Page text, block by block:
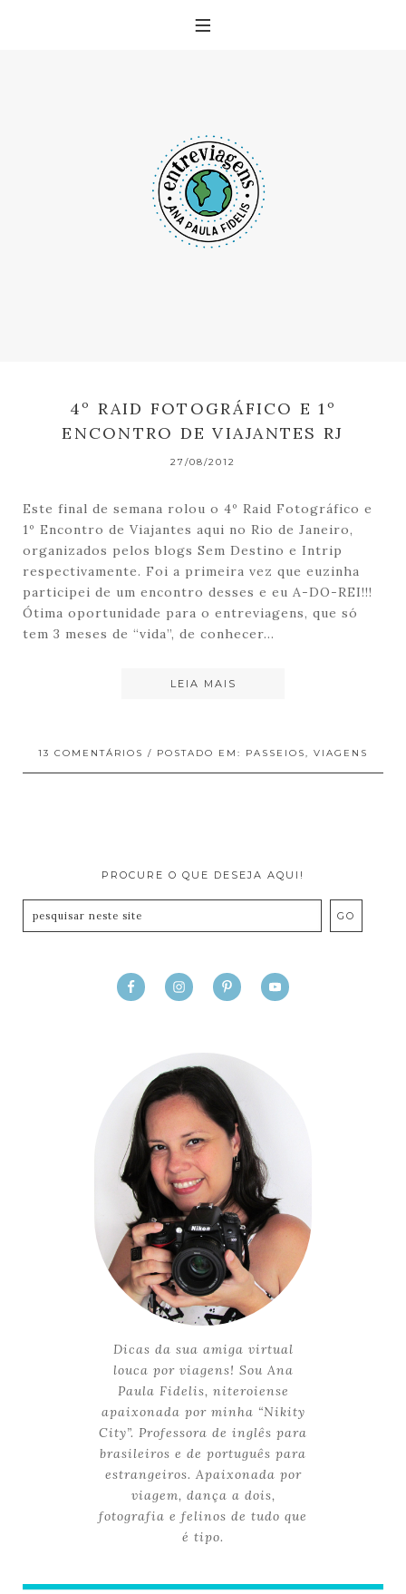
4º RAID FOTOGRÁFICO E 1º
ENCONTRO DE VIAJANTES RJ
27/08/2012
Este final de semana rolou o 4º Raid Fotográfico e
1º Encontro de Viajantes aqui no Rio de Janeiro,
organizados pelos blogs Sem Destino e Intrip
respectivamente. Foi a primeira vez que euzinha
participei de um encontro desses e eu A-DO-REI!!!
Ótima oportunidade para o entreviagens, que só
tem 3 meses de “vida”, de conhecer…
LEIA MAIS
13 COMENTÁRIOS / POSTADO EM: PASSEIOS, VIAGENS
PROCURE O QUE DESEJA AQUI!
Dicas da sua amiga virtual
louca por viagens! Sou Ana
Paula Fidelis, niteroiense
apaixonada por minha “Nikity
City”. Professora de inglês para
brasileiros e de português para
estrangeiros. Apaixonada por
viagem, dança a dois,
fotografia e felinos de tudo que
é tipo.